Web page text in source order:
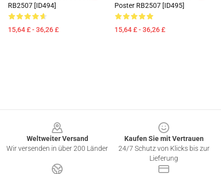
RB2507 [ID494]
15,64 £ - 36,26 £
Poster RB2507 [ID495]
15,64 £ - 36,26 £
Weltweiter Versand
Wir versenden in über 200 Länder
Kaufen Sie mit Vertrauen
24/7 Schutz von Klicks bis zur
Lieferung